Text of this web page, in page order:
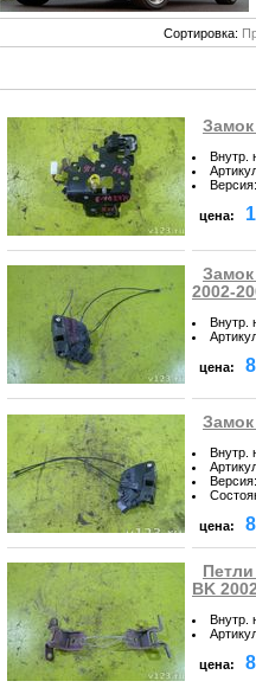
Сортировка:
Замок
Внутр.
Версия:
цена:
2002-
Внутр.
цена:
Внутр.
Версия:
цена:
BK
Внутр.
цена: